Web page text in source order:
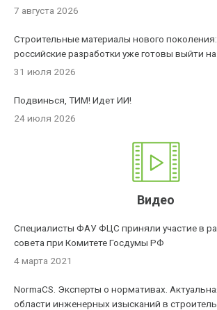
7 августа 2026
Строительные материалы нового
российские разработки уже готовы выйти
31 июля 2026
Подвинься, ТИМ! Идет ИИ!
24 июля 2026
Видео
Специалисты ФАУ ФЦС приняли участие в
совета при Комитете Госдумы РФ
4 марта 2021
NormaCS. Эксперты о нормативах.
области инженерных изысканий в